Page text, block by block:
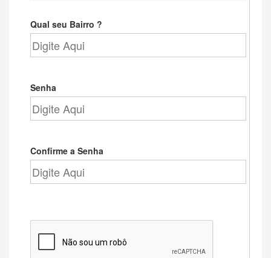
Qual seu Bairro ?
Senha
Confirme a Senha